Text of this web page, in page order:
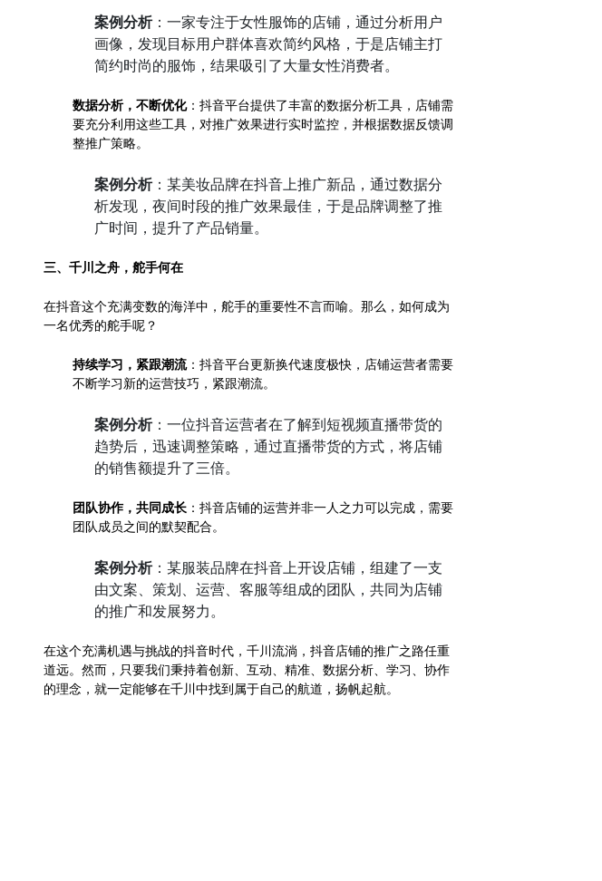
案例分析：一家专注于女性服饰的店铺，通过分析用户
画像，发现目标用户群体喜欢简约风格，于是店铺主打
简约时尚的服饰，结果吸引了大量女性消费者。
数据分析，不断优化：抖音平台提供了丰富的数据分析工具，店铺需
要充分利用这些工具，对推广效果进行实时监控，并根据数据反馈调
整推广策略。
案例分析：某美妆品牌在抖音上推广新品，通过数据分
析发现，夜间时段的推广效果最佳，于是品牌调整了推
广时间，提升了产品销量。
三、千川之舟，舵手何在
在抖音这个充满变数的海洋中，舵手的重要性不言而喻。那么，如何成为
一名优秀的舵手呢？
持续学习，紧跟潮流：抖音平台更新换代速度极快，店铺运营者需要
不断学习新的运营技巧，紧跟潮流。
案例分析：一位抖音运营者在了解到短视频直播带货的
趋势后，迅速调整策略，通过直播带货的方式，将店铺
的销售额提升了三倍。
团队协作，共同成长 ：抖音店铺的运营并非一人之力可以完成，需要
团队成员之间的默契配合。
案例分析：某服装品牌在抖音上开设店铺，组建了一支
由文案、策划、运营、客服等组成的团队，共同为店铺
的推广和发展努力。
在这个充满机遇与挑战的抖音时代，千川流淌，抖音店铺的推广之路任重
道远。然而，只要我们秉持着创新、互动、精准、数据分析、学习、协作
的理念，就一定能够在千川中找到属于自己的航道，扬帆起航。